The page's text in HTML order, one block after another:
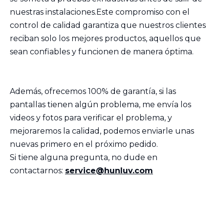
nuestras instalaciones.Este compromiso con el
control de calidad garantiza que nuestros clientes
reciban solo los mejores productos, aquellos que
sean confiables y funcionen de manera óptima.
Además, ofrecemos 100% de garantía, si las
pantallas tienen algún problema, me envía los
videos y fotos para verificar el problema, y ​​
mejoraremos la calidad, podemos enviarle unas
nuevas primero en el próximo pedido.
Si tiene alguna pregunta, no dude en
contactarnos: service@hunluv.com